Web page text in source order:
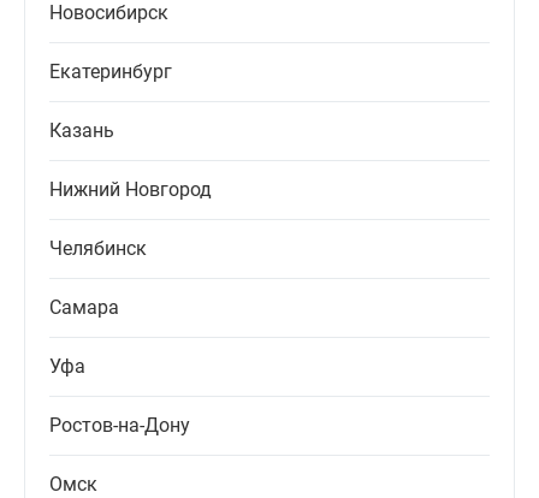
Новосибирск
Екатеринбург
Казань
Нижний Новгород
Челябинск
Самара
Уфа
Ростов-на-Дону
Омск